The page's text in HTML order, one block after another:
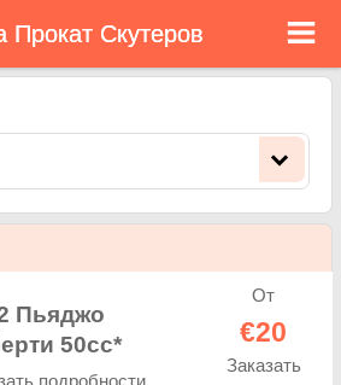
скутеров
цены аренда скутеров в Будва. Прокат скутеров в Будва. Будва
напрокат в скутеров в Будва - Неограниченный пробег, GPS, скутеров
аренды.
Прокат Скутеров
Пьяджо
50cc*
От
€20
Заказать